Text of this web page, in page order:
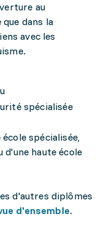
au
dans la
avec les
spécialisée
spécialisée,
d'une haute école
d'autres diplômes
d'ensemble.